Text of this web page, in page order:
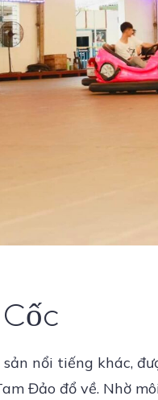
nổi tiếng khác,
Đảo đổ về. Nhờ